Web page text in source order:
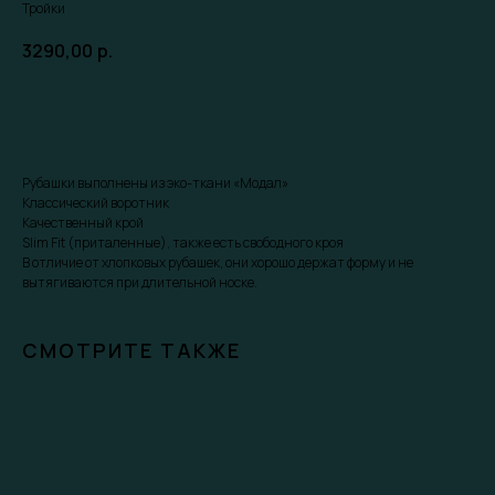
Тройки
3290,00 р.
Рубашки выполнены из эко-ткани «Модал»
Классический воротник
Качественный крой
Slim Fit (приталенные), также есть свободного кроя
В отличие от хлопковых рубашек, они хорошо держат форму и не
вытягиваются при длительной носке.
СМОТРИТЕ ТАКЖЕ